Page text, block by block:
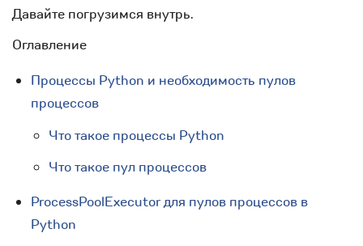
Давайте погрузимся внутрь.
Оглавление
Процессы Python и необходимость пулов
процессов
Что такое процессы Python
Что такое пул процессов
ProcessPoolExecutor для пулов процессов в
Python